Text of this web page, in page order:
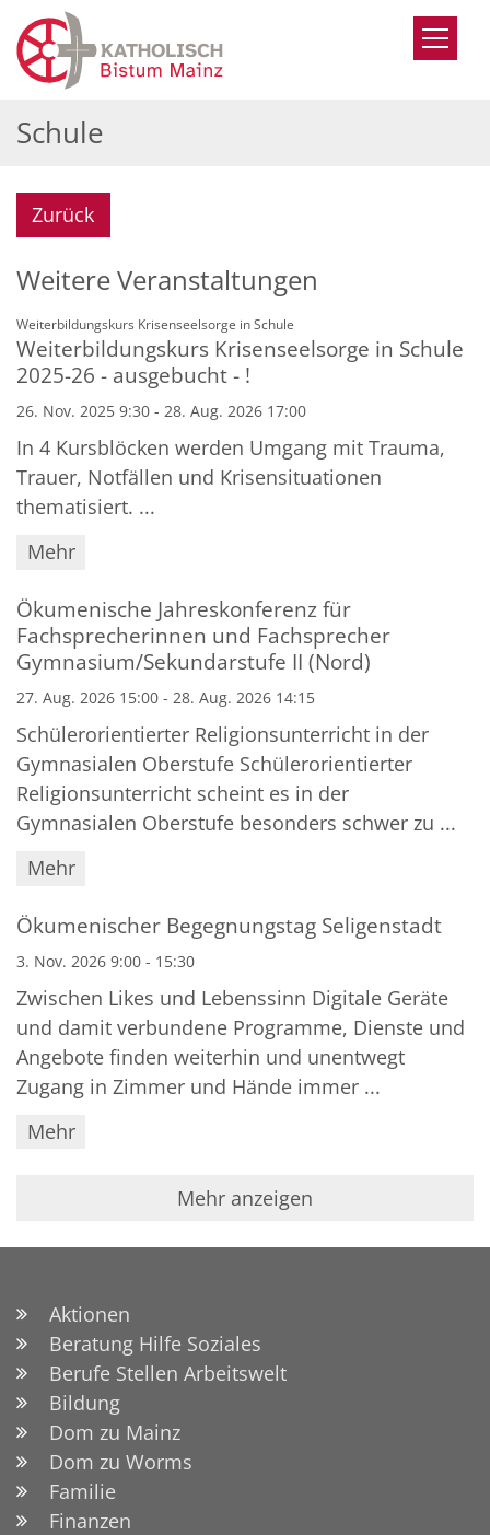
Zum Inhalt springen
Schule
Zurück
Weitere Veranstaltungen
Weiterbildungskurs Krisenseelsorge in Schule
Weiterbildungskurs Krisenseelsorge in Schule
2025-26 - ausgebucht - !
26. Nov. 2025 9:30 - 28. Aug. 2026 17:00
In 4 Kursblöcken werden Umgang mit Trauma,
Trauer, Notfällen und Krisensituationen
thematisiert. ...
Mehr
Ökumenische Jahreskonferenz für
Fachsprecherinnen und Fachsprecher
Gymnasium/Sekundarstufe II (Nord)
27. Aug. 2026 15:00 - 28. Aug. 2026 14:15
Schülerorientierter Religionsunterricht in der
Gymnasialen Oberstufe Schülerorientierter
Religionsunterricht scheint es in der
Gymnasialen Oberstufe besonders schwer zu ...
Mehr
Ökumenischer Begegnungstag Seligenstadt
3. Nov. 2026 9:00 - 15:30
Zwischen Likes und Lebenssinn Digitale Geräte
und damit verbundene Programme, Dienste und
Angebote finden weiterhin und unentwegt
Zugang in Zimmer und Hände immer ...
Mehr
Mehr anzeigen
Aktionen
Beratung Hilfe Soziales
Berufe Stellen Arbeitswelt
Bildung
Dom zu Mainz
Dom zu Worms
Familie
Finanzen